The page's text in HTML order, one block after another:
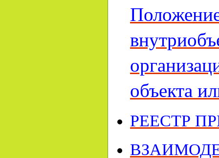
объекта
РЕЕСТР